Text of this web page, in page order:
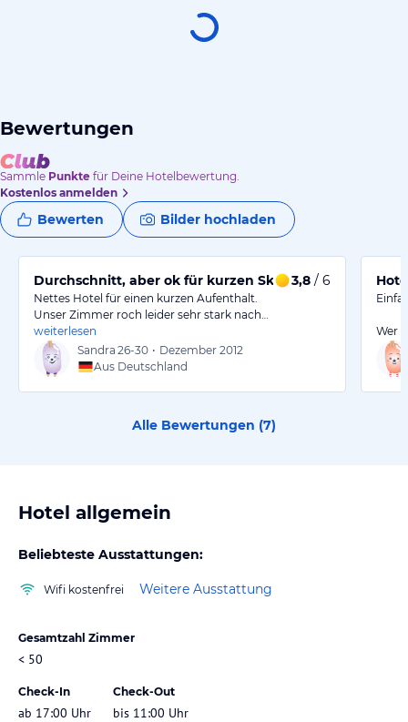
Bewertungen
Sammle Punkte für Deine Hotelbewertung.
Kostenlos anmelden
Bewerten Bilder hochladen
Durchschnitt, aber ok für kurzen Skiaufenthalt
3,8 / 6
Nettes Hotel für einen kurzen Aufenthalt.
Unser Zimmer roch leider sehr stark nach…
weiterlesen
Sandra 26-30 • Dezember 2012
Aus Deutschland
Wer
Alle Bewertungen (7)
Hotel allgemein
Beliebteste Ausstattungen:
Wifi kostenfrei Weitere Ausstattung
Gesamtzahl Zimmer
< 50
Check-In
ab 17:00 Uhr
Check-Out
bis 11:00 Uhr